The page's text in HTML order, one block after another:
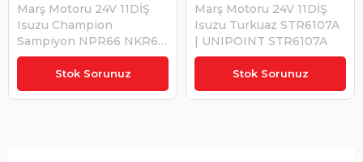
Stok Sorunuz
Marş Motoru 24V 11DİŞ
Isuzu Champion
Sampiyon NPR66 NKR66
4BE1 4HF1 STR6107 |
UNIPOINT STR6107
₺12.021,15 Stok Sorunuz
Marş Motoru 24V 11DİŞ
Isuzu Turkuaz STR6107A
| UNIPOINT STR6107A
₺12.556,74